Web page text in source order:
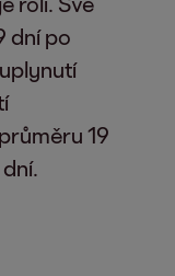
dní po
19